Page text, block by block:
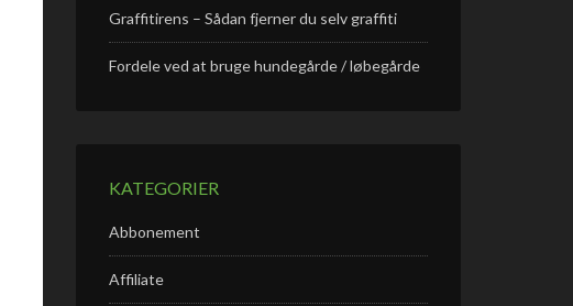
Graffitirens – Sådan fjerner du selv graffiti
Fordele ved at bruge hundegårde / løbegårde
KATEGORIER
Abbonement
Affiliate